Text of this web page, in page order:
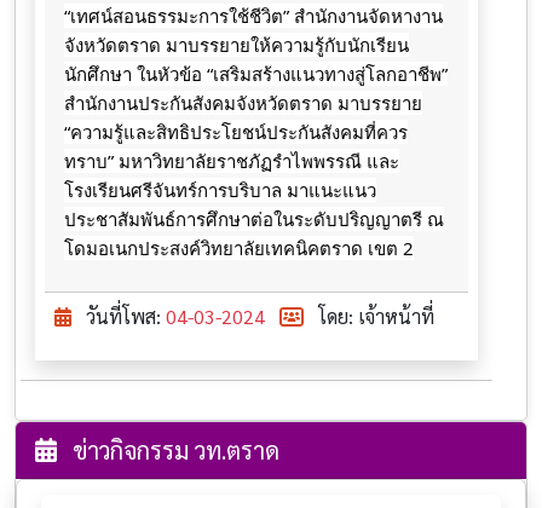
“เทศน์สอนธรรมะการใช้ชีวิต” สำนักงานจัดหางาน
จังหวัดตราด มาบรรยายให้ความรู้กับนักเรียน
นักศึกษา ในหัวข้อ “เสริมสร้างแนวทางสู่โลกอาชีพ”
สำนักงานประกันสังคมจังหวัดตราด มาบรรยาย
“ความรู้และสิทธิประโยชน์ประกันสังคมที่ควร
ทราบ” มหาวิทยาลัยราชภัฏรำไพพรรณี และ
โรงเรียนศรีจันทร์การบริบาล มาแนะแนว
ประชาสัมพันธ์การศึกษาต่อในระดับปริญญาตรี ณ
โดมอเนกประสงค์วิทยาลัยเทคนิคตราด เขต 2
วันที่โพส: 04-03-2024 โดย: เจ้าหน้าที่
ข่าวกิจกรรม วท.ตราด